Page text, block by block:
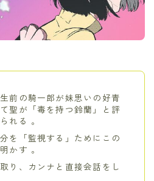
前の騎一郎が妹思いの好青
聖が「毒を持つ鈴蘭」と評
れる 。
を「監視する」ためにこの
かす 。
り、カンナと直接会話をし